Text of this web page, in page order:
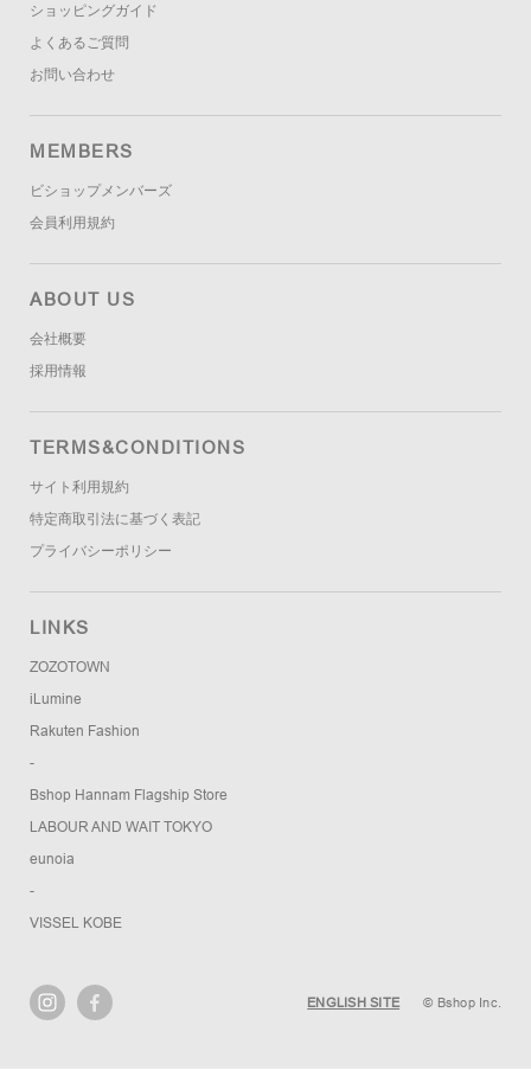
ショッピングガイド
よくあるご質問
お問い合わせ
MEMBERS
ビショップメンバーズ
会員利用規約
ABOUT US
会社概要
採用情報
TERMS&CONDITIONS
サイト利用規約
特定商取引法に基づく表記
プライバシーポリシー
LINKS
ZOZOTOWN
iLumine
Rakuten Fashion
-
Bshop Hannam Flagship Store
LABOUR AND WAIT TOKYO
eunoia
-
VISSEL KOBE
ENGLISH SITE © Bshop Inc.